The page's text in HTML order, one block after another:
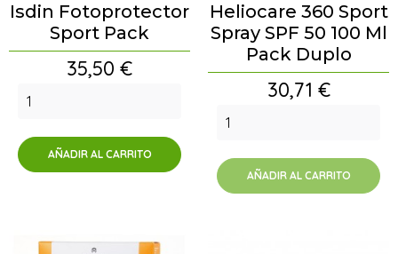
Isdin Fotoprotector
Sport Pack
Precio
35,50 €
AÑADIR AL CARRITO
Heliocare 360 Sport
Spray SPF 50 100 Ml
Pack Duplo
Precio
30,71 €
AÑADIR AL CARRITO